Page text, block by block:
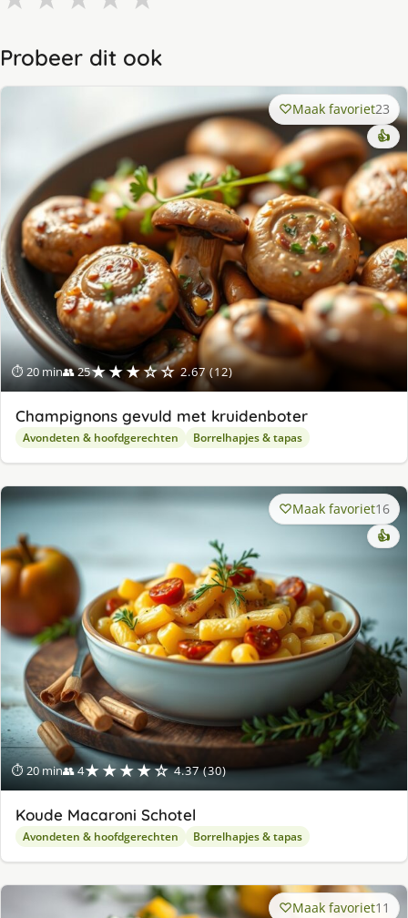
Probeer dit ook
⏱ 20 min👥 25★★★☆☆ 2.67 (12)
Maak favoriet23
👍
Champignons gevuld met kruidenboter
Avondeten & hoofdgerechten Borrelhapjes & tapas
⏱ 20 min👥 4★★★★☆ 4.37 (30)
Maak favoriet16
👍
Koude Macaroni Schotel
Avondeten & hoofdgerechten Borrelhapjes & tapas
Maak favoriet11